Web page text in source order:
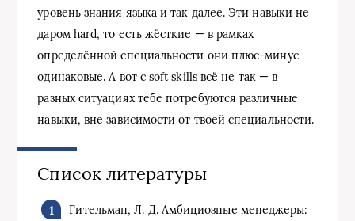
уровень знания языка и так далее. Эти навыки не
даром hard, то есть жёсткие — в рамках
определённой специальности они плюс-минус
одинаковые. А вот с soft skills всё не так — в
разных ситуациях тебе потребуются различные
навыки, вне зависимости от твоей специальности.
Список литературы
Гительман, Л. Д. Амбициозные менеджеры: